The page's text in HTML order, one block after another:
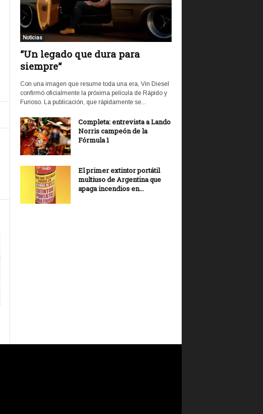
Noticias
“Un legado que dura para
siempre“
Con una imagen que resume toda una era, Vin Diesel
confirmó oficialmente la próxima película de Rápido y
Furioso. La publicación, que rápidamente se...
Completa: entrevista a Lando
Norris campeón de la
Fórmula 1
El primer extintor portátil
multiuso de Argentina que
apaga incendios en...